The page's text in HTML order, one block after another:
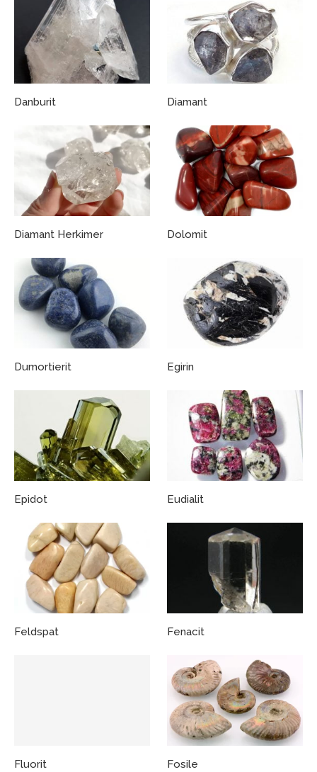
Danburit Diamant
Diamant Herkimer Dolomit
Dumortierit Egirin
Epidot Eudialit
Feldspat Fenacit
Fluorit Fosile